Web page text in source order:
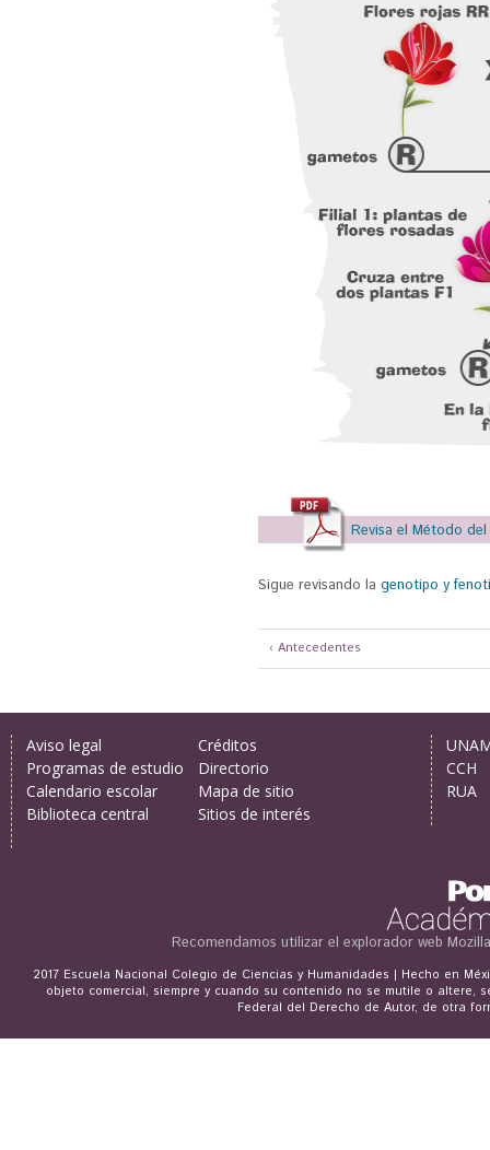
Revisa el Método
Sigue revisando lagenotipo y
‹ Antecedentes
Aviso legal
Programas de estudio
Calendario escolar
Biblioteca central
Créditos
Directorio
Mapa de sitio
Sitios de interés
CCH
RUA
Recomendamos utilizar el explorador web
2017 Escuela Nacional Colegio de Ciencias y Humanidades | Hecho en
objeto comercial, siempre y cuando su contenido no se mutile o altere,
Federal del Derecho de Autor, de otra